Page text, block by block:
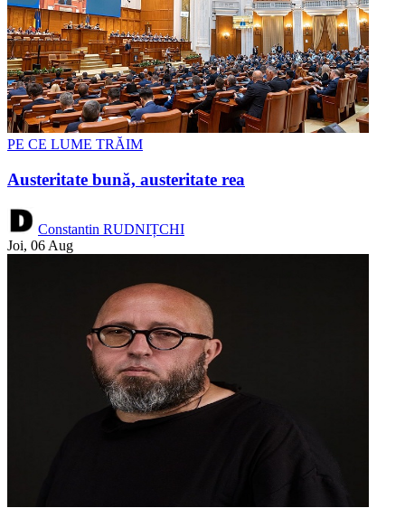
PE CE LUME TRĂIM
Austeritate bună, austeritate rea
Constantin RUDNIȚCHI
Joi, 06 Aug